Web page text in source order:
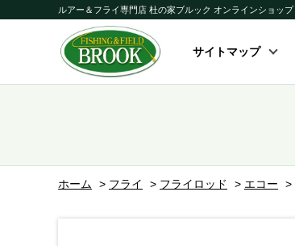
ルアー＆フライ専門店 杜の家ブルック オンラインショップ
サイトマップ
ホーム > フライ > フライロッド > エコー >